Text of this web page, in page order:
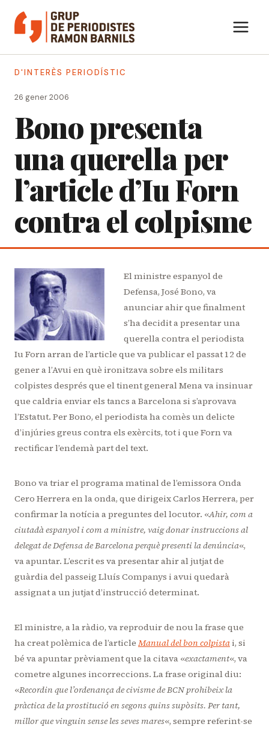
contingut
D'INTERÈS PERIODÍSTIC
26 gener 2006
Bono presenta
una querella per
l’article d’Iu Forn
contra el colpisme
El ministre espanyol de
Defensa, José Bono, va
anunciar ahir que finalment
s’ha decidit a presentar una
querella contra el periodista
Iu Forn arran de l’article que va publicar el passat 12 de
gener a l’Avui en què ironitzava sobre els militars
colpistes després que el tinent general Mena va insinuar
que caldria enviar els tancs a Barcelona si s’aprovava
l’Estatut. Per Bono, el periodista ha comès un delicte
d’injúries greus contra els exèrcits, tot i que Forn va
rectificar l’endemà part del text.
Bono va triar el programa matinal de l’emissora Onda
Cero Herrera en la onda, que dirigeix Carlos Herrera, per
confirmar la notícia a preguntes del locutor. «Ahir, com a
ciutadà espanyol i com a ministre, vaig donar instruccions al
delegat de Defensa de Barcelona perquè presenti la denúncia«,
va apuntar. L’escrit es va presentar ahir al jutjat de
guàrdia del passeig Lluís Companys i avui quedarà
assignat a un jutjat d’instrucció determinat.
El ministre, a la ràdio, va reproduir de nou la frase que
ha creat polèmica de l’article Manual del bon colpista i, si
bé va apuntar prèviament que la citava «exactament«, va
cometre algunes incorreccions. La frase original diu:
«Recordin que l’ordenança de civisme de BCN prohibeix la
pràctica de la prostitució en segons quins supòsits. Per tant,
millor que vinguin sense les seves mares«, sempre referint-se